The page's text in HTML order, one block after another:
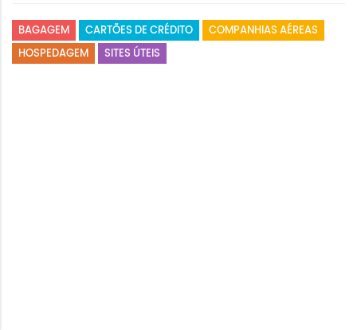
BAGAGEM CARTÕES DE CRÉDITO COMPANHIAS AÉREAS
HOSPEDAGEM SITES ÚTEIS